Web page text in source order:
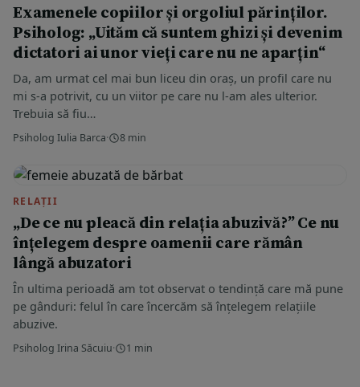
Examenele copiilor și orgoliul părinților.
Psiholog: „Uităm că suntem ghizi și devenim
dictatori ai unor vieți care nu ne aparțin“
Da, am urmat cel mai bun liceu din oraș, un profil care nu
mi s-a potrivit, cu un viitor pe care nu l-am ales ulterior.
Trebuia să fiu…
Psiholog Iulia Barca· 8 min
RELAȚII
„De ce nu pleacă din relația abuzivă?” Ce nu
înțelegem despre oamenii care rămân
lângă abuzatori
În ultima perioadă am tot observat o tendință care mă pune
pe gânduri: felul în care încercăm să înțelegem relațiile
abuzive.
Psiholog Irina Săcuiu· 1 min